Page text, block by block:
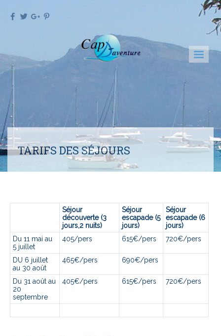
TARIFS DES SÉJOURS
Séjour
découverte (3
jours,2 nuits)
Séjour
escapade (5
jours)
Séjour
escapade (6
jours)
Du 11 mai au
5 juillet
405/pers 615€/pers 720€/pers
DU 6 juillet
au 30 août
465€/pers 690€/pers
Du 31 août au
20
septembre
405€/pers 615€/pers 720€/pers